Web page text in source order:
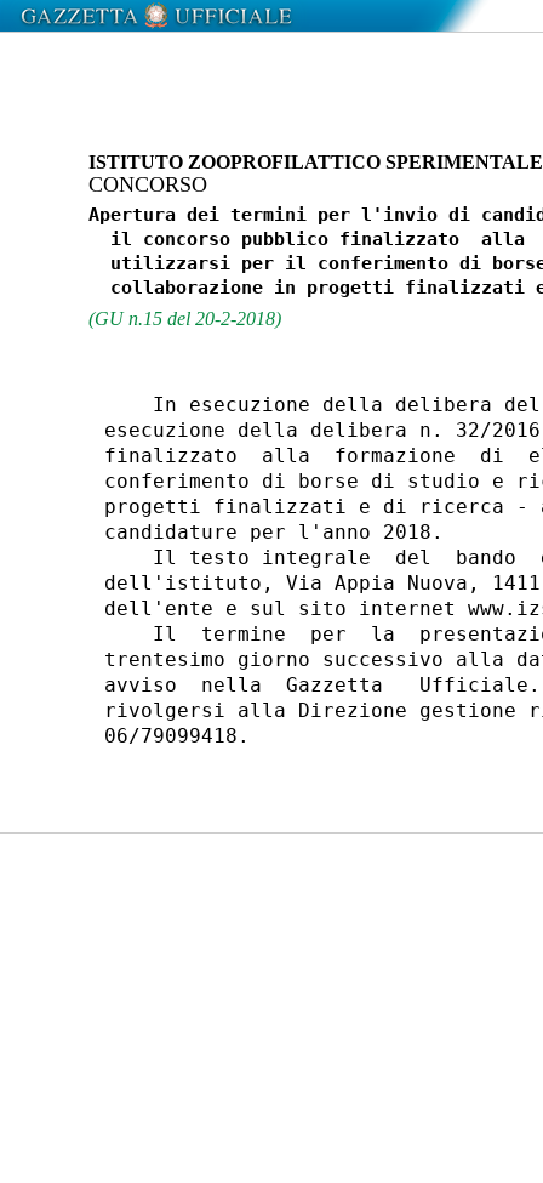
ISTITUTO ZOOPROFILATTICO
CONCORSO
Apertura dei termini per l'invio di
il concorso pubblico finalizzato  alla
utilizzarsi per il conferimento di
(GU n.15 del 20-2-2018)
In esecuzione della delibera
esecuzione della delibera n. 32/
finalizzato  alla  formazione  di
conferimento di borse di studio e
progetti finalizzati e di ricerca -
candidature per l'anno 2018.
Il testo integrale  del  bando
dell'istituto, Via Appia Nuova,
dell'ente e sul sito internet
Il  termine  per  la
trentesimo giorno successivo alla
avviso  nella  Gazzetta
rivolgersi alla Direzione
06/79099418.